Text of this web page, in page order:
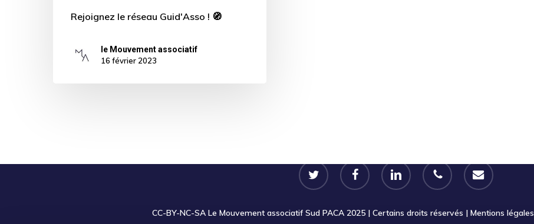
Rejoignez le réseau Guid'Asso ! 🧭
le Mouvement associatif
16 février 2023
twitter facebook linkedin phone email
CC-BY-NC-SALe Mouvement associatif Sud PACA 2025 | Certains droits réservés | Mentions légales